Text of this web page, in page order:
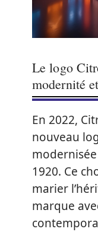
Le logo
modernité
En 2022,
nouveau
1920. Ce
marier
marque